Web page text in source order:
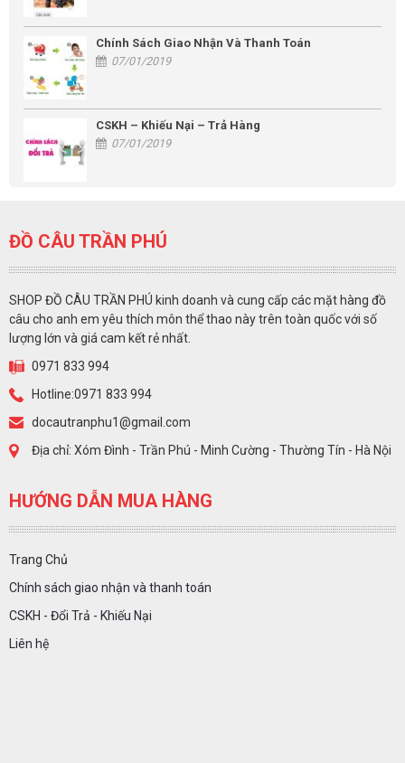
Chính Sách Giao Nhận Và Thanh Toán
07/01/2019
CSKH – Khiếu Nại – Trả Hàng
07/01/2019
ĐỒ CÂU TRẦN PHÚ
SHOP ĐỒ CÂU TRẦN PHÚ kinh doanh và cung cấp các mặt hàng đồ
câu cho anh em yêu thích môn thể thao này trên toàn quốc với số
lượng lớn và giá cam kết rẻ nhất.
0971 833 994
Hotline:0971 833 994
docautranphu1@gmail.com
Địa chỉ: Xóm Đình - Trần Phú - Minh Cường - Thường Tín - Hà Nội
HƯỚNG DẪN MUA HÀNG
Trang Chủ
Chính sách giao nhận và thanh toán
CSKH - Đổi Trả - Khiếu Nại
Liên hệ